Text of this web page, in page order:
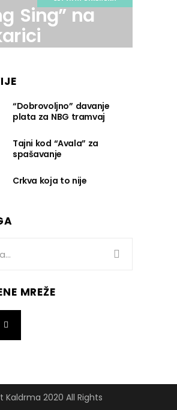
Sing” na
“Dobrovoljno” davanje
plata za NBG tramvaj
Tajni kod “Avala” za
spašavanje
Crkva koja to nije
MREŽE
2020 All Rights